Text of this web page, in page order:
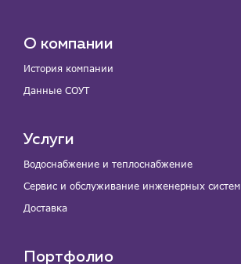
О компании
История компании
Данные СОУТ
Услуги
Водоснабжение и теплоснабжение
Сервис и обслуживание инженерных систем
Доставка
Портфолио